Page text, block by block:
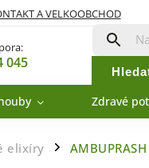
A VELKOOBCHOD
045
Zdravé
elixíry /